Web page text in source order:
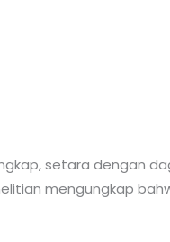
setara dengan
mengungkap